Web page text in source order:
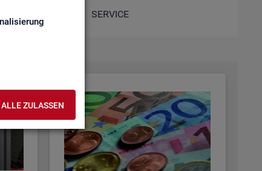
ALLE ZULASSEN
SERVICE